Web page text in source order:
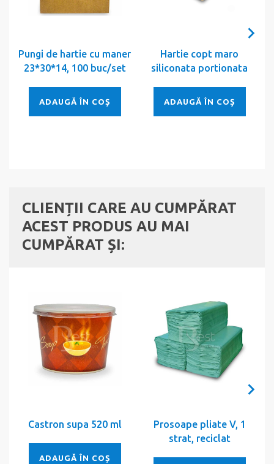
Pungi de hartie cu maner
23*30*14, 100 buc/set
ADAUGĂ ÎN COŞ
Hartie copt maro
siliconata portionata
ADAUGĂ ÎN COŞ
CLIENȚII CARE AU CUMPĂRAT
ACEST PRODUS AU MAI
CUMPĂRAT ȘI:
Castron supa 520 ml
ADAUGĂ ÎN COȘ
Prosoape pliate V, 1
strat, reciclat